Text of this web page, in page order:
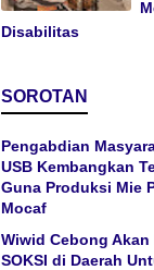
Disabilitas
SOROTAN
Pengabdian
USB Kembangkan
Guna Produksi Mie
Mocaf
Wiwid Cebong
SOKSI di Daerah